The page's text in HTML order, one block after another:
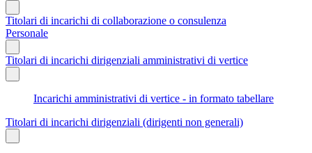
Titolari di incarichi di collaborazione o consulenza
Personale
Titolari di incarichi dirigenziali amministrativi di vertice
Incarichi amministrativi di vertice - in formato tabellare
Titolari di incarichi dirigenziali (dirigenti non generali)